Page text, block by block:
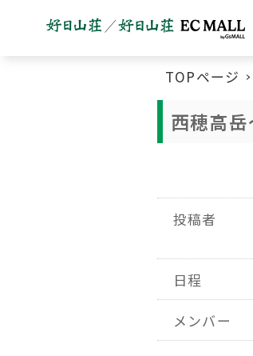
TOPページ
西穂高
投稿者
日程
メンバー